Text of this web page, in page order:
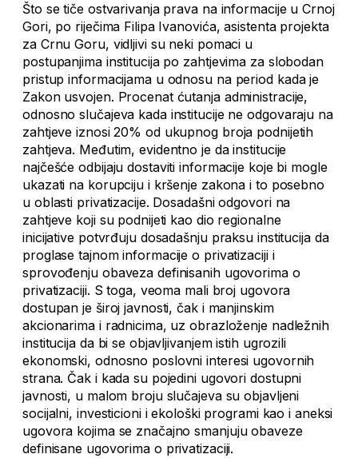
Što se tiče ostvarivanja prava na informacije u Crnoj
Gori, po riječima Filipa Ivanovića, asistenta projekta
za Crnu Goru, vidljivi su neki pomaci u
postupanjima institucija po zahtjevima za slobodan
pristup informacijama u odnosu na period kada je
Zakon usvojen. Procenat ćutanja administracije,
odnosno slučajeva kada institucije ne odgovaraju na
zahtjeve iznosi 20% od ukupnog broja podnijetih
zahtjeva. Međutim, evidentno je da institucije
najčešće odbijaju dostaviti informacije koje bi mogle
ukazati na korupciju i kršenje zakona i to posebno
u oblasti privatizacije. Dosadašni odgovori na
zahtjeve koji su podnijeti kao dio regionalne
inicijative potvrđuju dosadašnju praksu institucija da
proglase tajnom informacije o privatizaciji i
sprovođenju obaveza definisanih ugovorima o
privatizaciji. S toga, veoma mali broj ugovora
dostupan je široj javnosti, čak i manjinskim
akcionarima i radnicima, uz obrazloženje nadležnih
institucija da bi se objavljivanjem istih ugrozili
ekonomski, odnosno poslovni interesi ugovornih
strana. Čak i kada su pojedini ugovori dostupni
javnosti, u malom broju slučajeva su objavljeni
socijalni, investicioni i ekološki programi kao i aneksi
ugovora kojima se značajno smanjuju obaveze
definisane ugovorima o privatizaciji.